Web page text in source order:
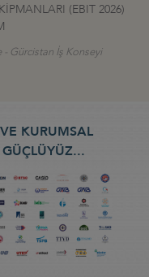
(EBIT 2026)
- Gürcistan İş Konseyi
KURUMSAL